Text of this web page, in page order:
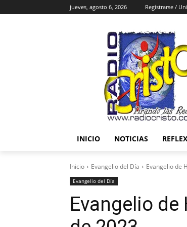
jueves, agosto 6, 2026 Registrarse /
INICIO NOTICIAS
Inicio Evangelio del Día Evangelio de
Evangelio del Día
Evangelio de